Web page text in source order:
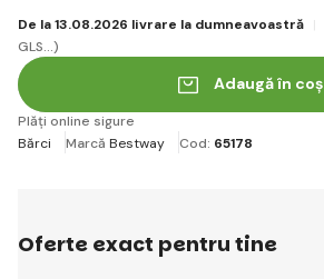
De la 13.08.2026 livrare la dumneavoastră
GLS...)
Adaugă în coș
Plăți online sigure
Bărci
Marcă Bestway Cod: 65178
Oferte exact pentru tine